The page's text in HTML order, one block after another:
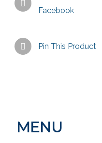
Facebook
Pin This Product
MENU